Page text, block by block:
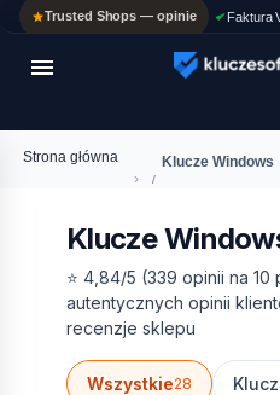
Trusted Shops — opinie Faktura

Strona główna
›
Klucze Windows
Klucze
⭐ 4,84/5 (339 opinii na 10
autentycznych opinii
recenzje sklepu
Wszystkie28
ASYSTENT AI